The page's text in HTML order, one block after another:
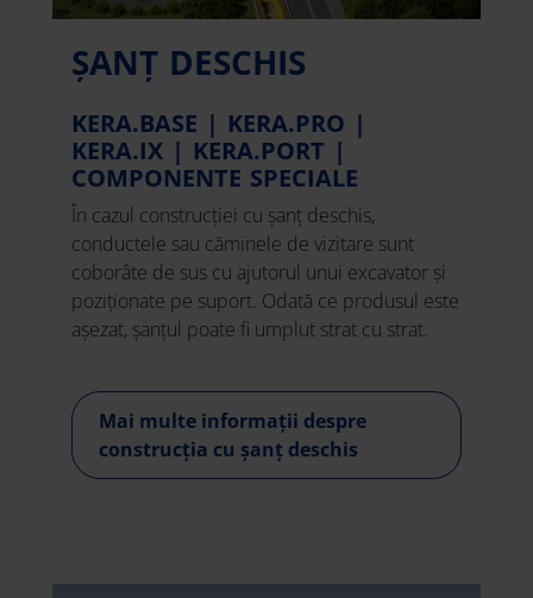
ȘANȚ DESCHIS
KERA.BASE | KERA.PRO |
KERA.IX | KERA.PORT |
COMPONENTE SPECIALE
În cazul construcției cu șanț deschis,
conductele sau căminele de vizitare sunt
coborâte de sus cu ajutorul unui excavator și
poziționate pe suport. Odată ce produsul este
așezat, șanțul poate fi umplut strat cu strat.
Mai multe informații despre
construcția cu șanț deschis